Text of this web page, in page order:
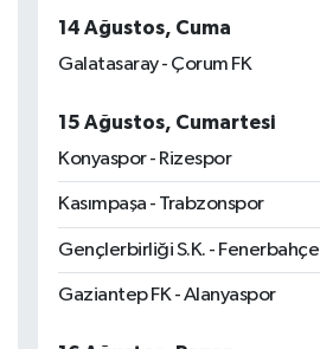
14 Ağustos, Cuma
Galatasaray - Çorum FK
15 Ağustos, Cumartesi
Konyaspor - Rizespor
Kasımpaşa - Trabzonspor
Gençlerbirliği S.K. - Fenerbahçe
Gaziantep FK - Alanyaspor